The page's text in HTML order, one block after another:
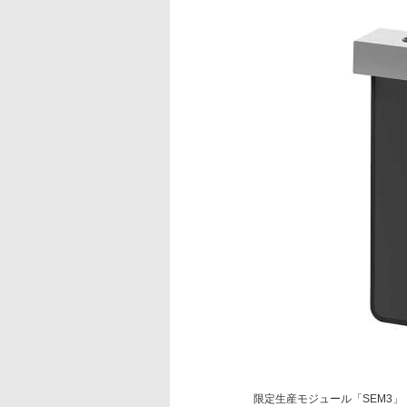
限定生産モジュール「SEM3」